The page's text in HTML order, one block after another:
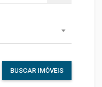
BUSCAR IMÓVEIS